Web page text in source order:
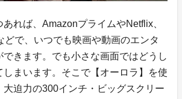
れば、AmazonプライムやNetflix、
どで、いつでも映画や動画のエンタ
できます。でも小さな画面ではどうし
しまいます。そこで【オーロラ】を使
大迫力の300インチ・ビッグスクリー